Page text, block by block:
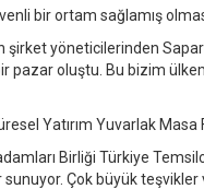
bir ortam sağlamış
şirket yöneticilerinden
pazar oluştu. Bu bizim
Yatırım Yuvarlak Masa
Birliği Türkiye
Çok büyük teşvikler